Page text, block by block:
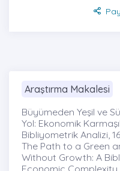
Araştırma Makalesi
Büyümeden Yeşil ve
Yol: Ekonomik
Bibliyometrik Analizi,
The Path to a Green
Without Growth: A